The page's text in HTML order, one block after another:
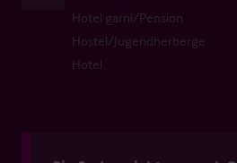
Hotel garni/Pension
Hostel/Jugendherberge
Hotel